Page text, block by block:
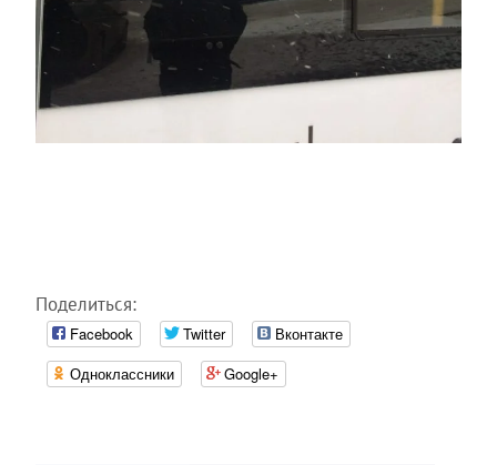
Поделиться:
Facebook Twitter
Вконтакте
Одноклассники
Google+